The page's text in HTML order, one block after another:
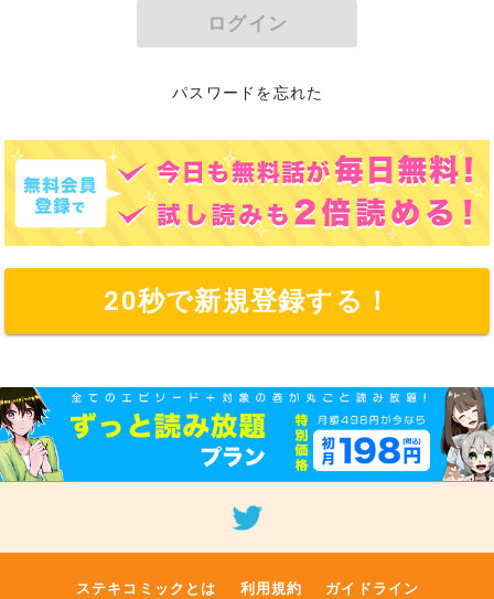
ログイン
パスワードを忘れた
20秒で新規登録する！
ステキコミックとは 利用規約 ガイドライン